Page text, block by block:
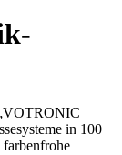
in 100